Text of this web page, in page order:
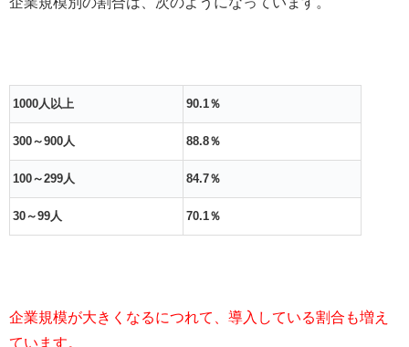
1000人以上 90.1％
300～900人 88.8％
100～299人 84.7％
30～99人 70.1％
企業規模が大きくなるにつれて、導入している割合も増え
ています。